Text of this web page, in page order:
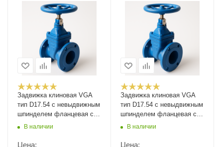
Задвижка клиновая VGA
тип D17.54 с невыдвижным
шпинделем фланцевая с
указателем положения
В наличии
Цена:
Задвижка клиновая VGA
тип D17.54 с невыдвижным
шпинделем фланцевая с
указателем положения
В наличии
Цена: